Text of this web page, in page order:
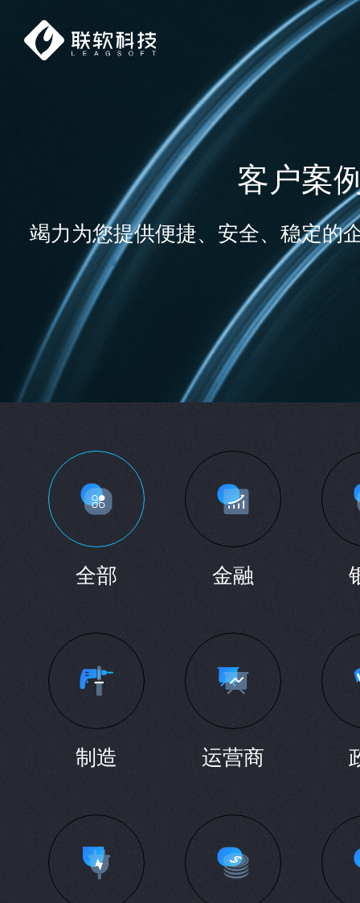
客户案
竭力为您提供便捷、安全、稳定的
全部 金融
制造 运营商